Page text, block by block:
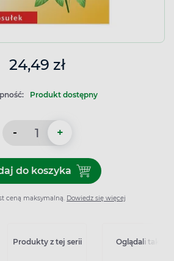
24,49 zł
Produkt dostępny
- +
do koszyka
Dodaj do koszyka
ceną maksymalną. Dowiedz się więcej
Produkty z tej serii Oglądali także